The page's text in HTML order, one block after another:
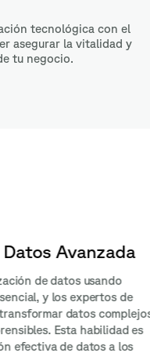
tecnológica con el
asegurar la vitalidad y
tu negocio.
Avanzada
datos usando
los expertos de
datos complejos
Esta habilidad es
de datos a los